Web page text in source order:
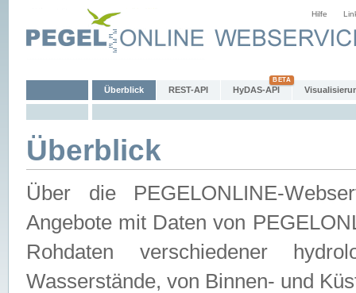
Hilfe
Überblick REST-API HyDAS-API
Überblick
Über die PEGELONLINE-
Angebote mit Daten von
Rohdaten verschiedener
Wasserstände, von Binnen- und